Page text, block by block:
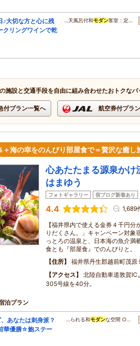
♪大切な方と心に残
クリングワインで乾
…天風呂付和モダン客室：定…
施設と交通手段を自由に組み合わせたおトクなパ
付プラン一覧へ 航空券付プラ
＋海の幸をのんびり部屋食で＝贅沢な癒し
心あたたまる源泉か
はまゆう
フォトギャラリー 宿ブログ新着あり
4.4 1,689
【福井県内で使える金券４千円
りだくさん。」キャンペーン対
っとろの温泉と、日本海の魚介満
食とも『部屋食』でのんびりと。
住所
福井県丹生郡越前町茂原
アクセス
北陸自動車道敦賀IC
305号線を40分。
泊プラン
あなたは刺身派？
優膳☆鮑ステー
…られる和モダンな空間 ○…